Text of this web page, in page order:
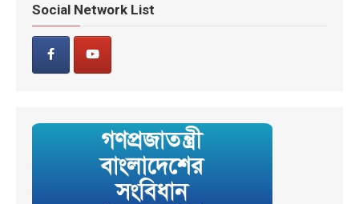
Social Network List